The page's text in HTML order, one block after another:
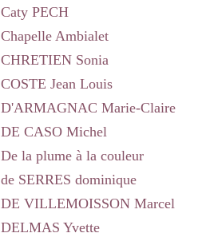
Caty PECH
Chapelle Ambialet
CHRETIEN Sonia
COSTE Jean Louis
D'ARMAGNAC Marie-Claire
DE CASO Michel
De la plume à la couleur
de SERRES dominique
DE VILLEMOISSON Marcel
DELMAS Yvette